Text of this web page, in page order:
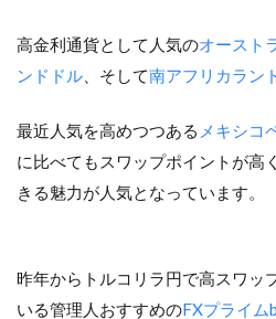
高金利通貨として人気のオースト
ンドドル 、そして南アフリカラン
最近人気を高めつつある メキシコ
に比べてもスワップポイントが高
きる魅力が人気となっています。
昨年からトルコリラ円で高スワッ
いる管理人おすすめのFXプライム